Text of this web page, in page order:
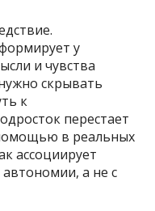
у
и чувства
скрывать
к
перестает
в реальных
ассоциирует
автономии, а не с